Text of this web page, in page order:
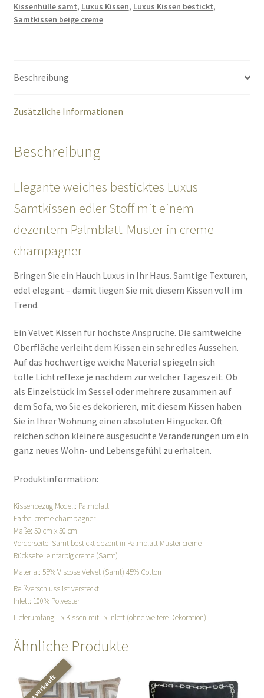
Kissenhülle samt, Luxus Kissen, Luxus Kissen bestickt,
Samtkissen beige creme
Beschreibung
Zusätzliche Informationen
Beschreibung
Elegante weiches besticktes Luxus
Samtkissen edler Stoff mit einem
dezentem Palmblatt-Muster in creme
champagner
Bringen Sie ein Hauch Luxus in Ihr Haus. Samtige Texturen,
edel elegant – damit liegen Sie mit diesem Kissen voll im
Trend.
Ein Velvet Kissen für höchste Ansprüche. Die samtweiche
Oberfläche verleiht dem Kissen ein sehr edles Aussehen.
Auf das hochwertige weiche Material spiegeln sich
tolle Lichtreflexe je nachdem zur welcher Tageszeit. Ob
als Einzelstück im Sessel oder mehrere zusammen auf
dem Sofa, wo Sie es dekorieren, mit diesem Kissen haben
Sie in Ihrer Wohnung einen absoluten Hingucker. Oft
reichen schon kleinere ausgesuchte Veränderungen um ein
ganz neues Wohn- und Lebensgefühl zu erhalten.
Produktinformation:
Kissenbezug Modell: Palmblatt
Farbe: creme champagner
Maße: 50 cm x 50 cm
Vorderseite: Samt bestickt dezent in Palmblatt Muster creme
Rückseite: einfarbig creme (Samt)
Material: 55% Viscose Velvet (Samt) 45% Cotton
Reißverschluss ist versteckt
Inlett: 100% Polyester
Lieferumfang: 1x Kissen mit 1x Inlett (ohne weitere Dekoration)
Ähnliche Produkte